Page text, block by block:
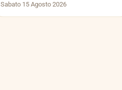
Sabato 15 Agosto 2026